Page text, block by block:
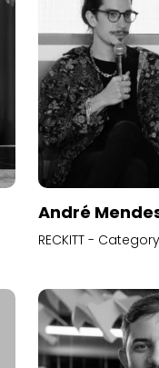
André
RECKITT -